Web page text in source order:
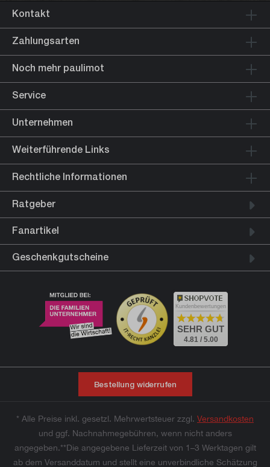
Kontakt
Zahlungsarten
Noch mehr paulimot
Service
Unternehmen
Weiterführende Links
Rechtliche Informationen
Ratgeber
Fanartikel
Geschenkgutscheine
Kundenbewertungen
SEHR GUT
4.81 / 5.00
Bestellung widerrufen
* Alle Preise inkl. gesetzl. Mehrwertsteuer zzgl. Versandkosten
und ggf. Nachnahmegebühren, wenn nicht anders
angegeben.**Die angegebene Lieferzeit von 1–3 Werktagen gilt
ab dem Versanddatum und stellt eine unverbindliche Schätzung